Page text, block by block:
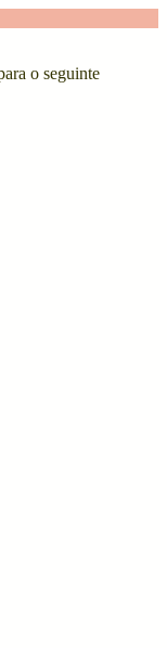
o seguinte